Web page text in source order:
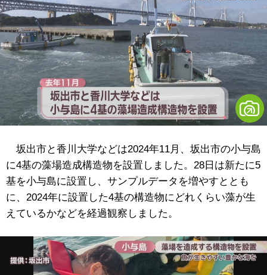
坂出市と香川大学などは2024年11月 、坂出市の小与島
に4基の藻場造成構造物を設置しました。28日は新たに5
基を小与島に設置し、サンプルデータを増やすととも
に、2024年に設置した4基の構造物にどれくらい藻が生
えているかなどを経過観察しました。